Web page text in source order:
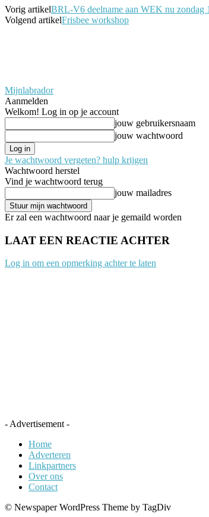
Vorig artikelBRL-V6 deelname aan WEK nu zondag
Volgend artikelFrisbee workshop
Mijnlabrador
Aanmelden
Welkom! Log in op je account
jouw gebruikersnaam
jouw wachtwoord
Je wachtwoord vergeten? hulp krijgen
Wachtwoord herstel
Vind je wachtwoord terug
jouw mailadres
Er zal een wachtwoord naar je gemaild worden
LAAT EEN REACTIE ACHTER
Log in om een opmerking achter te laten
- Advertisement -
Home
Adverteren
Linkpartners
Over ons
Contact
© Newspaper WordPress Theme by TagDiv